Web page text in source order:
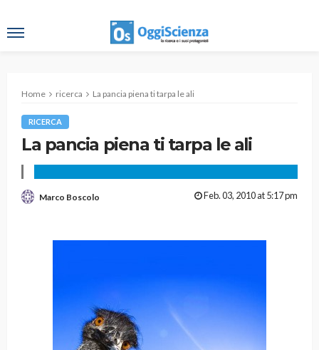
Home ricerca La pancia piena ti tarpa le ali
RICERCA
La pancia piena ti tarpa le ali
Marco Boscolo Feb. 03, 2010 at 5:17 pm